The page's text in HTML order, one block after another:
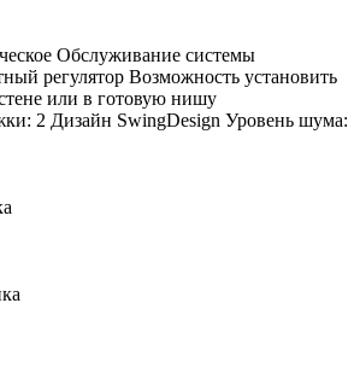
Обслуживание системы
регулятор Возможность установить
или в готовую нишу
2 Дизайн SwingDesign Уровень шума: